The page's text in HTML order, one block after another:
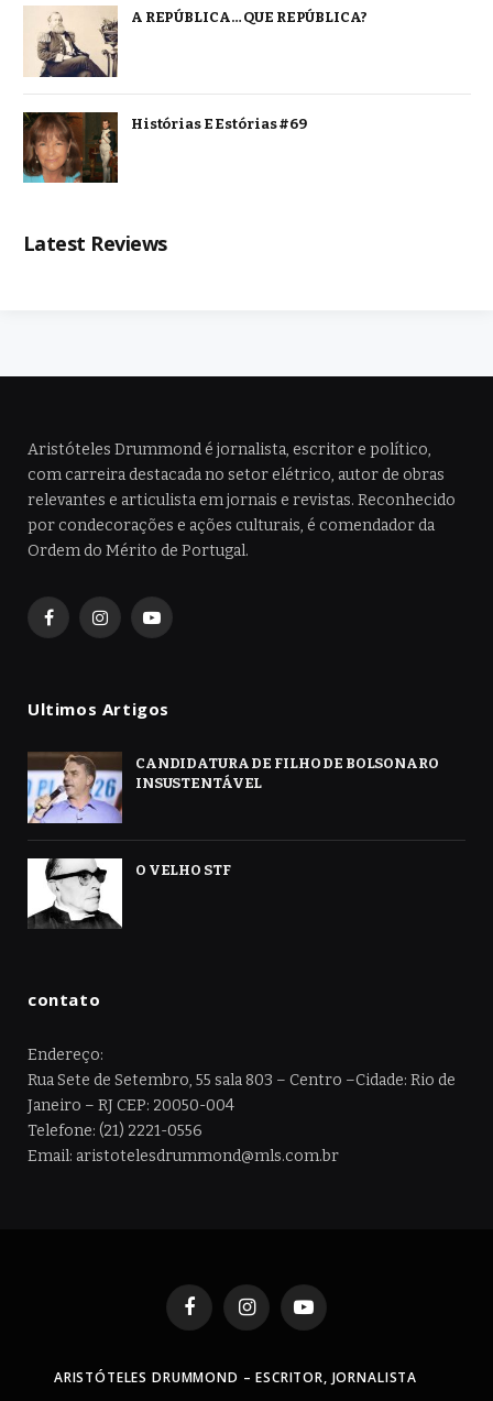
A REPÚBLICA… QUE REPÚBLICA?
Histórias E Estórias #69
Latest Reviews
Aristóteles Drummond é jornalista, escritor e político,
com carreira destacada no setor elétrico, autor de obras
relevantes e articulista em jornais e revistas. Reconhecido
por condecorações e ações culturais, é comendador da
Ordem do Mérito de Portugal.
FacebookInstagramYouTube
Ultimos Artigos
CANDIDATURA DE FILHO DE BOLSONARO
INSUSTENTÁVEL
O VELHO STF
contato
Endereço:
Rua Sete de Setembro, 55 sala 803 – Centro –Cidade: Rio de
Janeiro – RJ CEP: 20050-004
Telefone: (21) 2221-0556
Email: aristotelesdrummond@mls.com.br
FacebookInstagramYouTube
ARISTÓTELES DRUMMOND – ESCRITOR, JORNALISTA